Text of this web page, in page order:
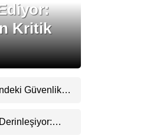
Kritik
Güvenlik